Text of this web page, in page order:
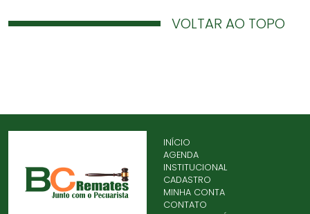
VOLTAR AO TOPO
INÍCIO
AGENDA
INSTITUCIONAL
CADASTRO
MINHA CONTA
CONTATO